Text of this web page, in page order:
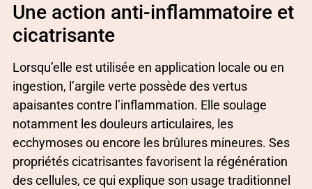
Une action anti-inflammatoire et
cicatrisante
Lorsqu’elle est utilisée en application locale ou en
ingestion, l’argile verte possède des vertus
apaisantes contre l’inflammation. Elle soulage
notamment les douleurs articulaires, les
ecchymoses ou encore les brûlures mineures. Ses
propriétés cicatrisantes favorisent la régénération
des cellules, ce qui explique son usage traditionnel